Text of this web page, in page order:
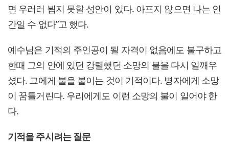
면 우러러 뵙지 못할 성안이 있다. 아프지 않으면 나는 인
간일 수 없다”고 했다.
예수님은 기적의 주인공이 될 자격이 없음에도 불구하고
한때 그의 안에 있던 강렬했던 소망의 불을 다시 일깨우
셨다. 그에게 불을 붙이는 것이 기적이다. 병자에게 소망
이 꿈틀거린다. 우리에게도 이런 소망의 불이 일어야 한
다.
기적을 주시려는 질문